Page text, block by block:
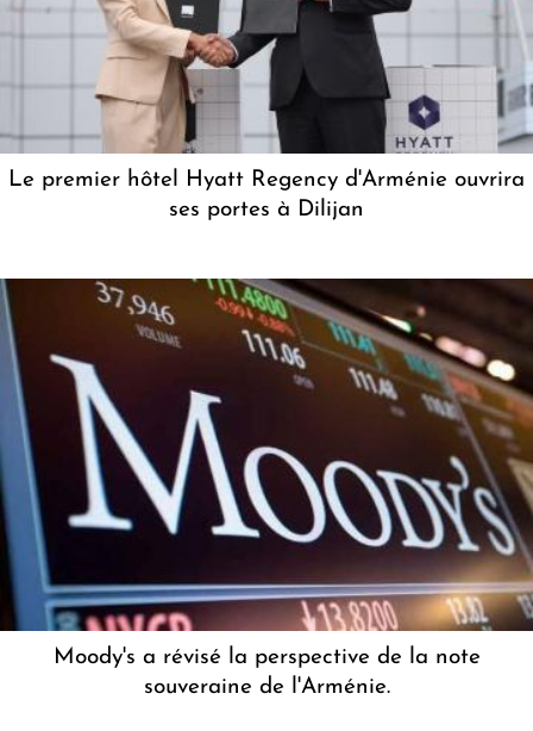
Le premier hôtel Hyatt Regency d'Arménie ouvrira
ses portes à Dilijan
Moody's a révisé la perspective de la note
souveraine de l'Arménie.